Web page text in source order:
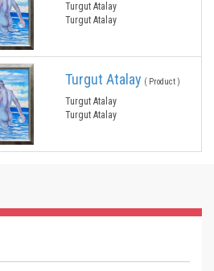
Turgut Atalay
Turgut Atalay
Turgut Atalay ( Product )
Turgut Atalay
Turgut Atalay